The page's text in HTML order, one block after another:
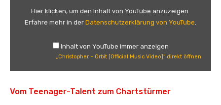
r
Hier klicken, um den Inhalt von YouTube anzuzeigen.
Erfahre mehr in der Datenschutzerklärung von YouTube.
Inhalt von YouTube immer anzeigen
„Christopher – Orbit [Official Music Video]“ direkt öffnen
Vom Teenager-Talent zum Chartstürmer